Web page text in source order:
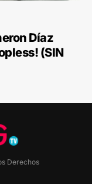
Díaz
(SIN
Derechos